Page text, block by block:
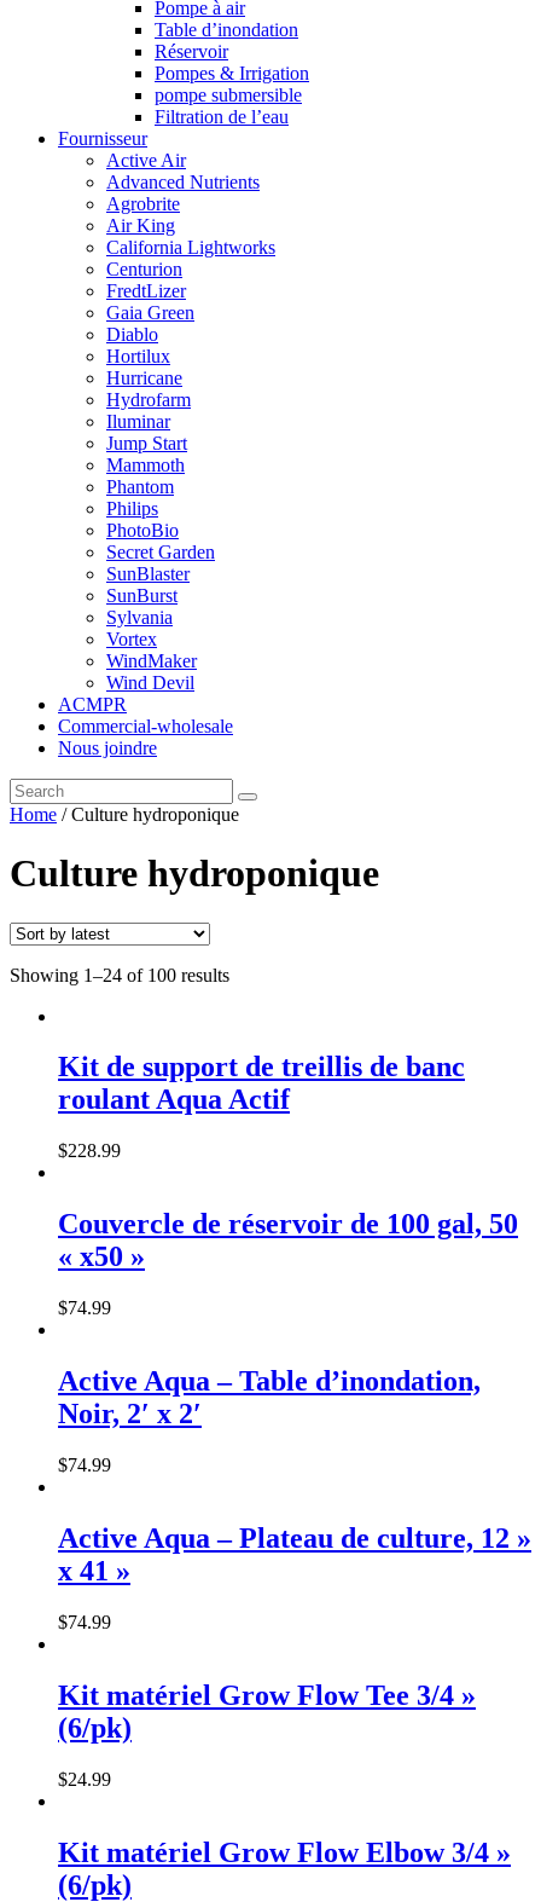
Pompe à air
Table d’inondation
Réservoir
Pompes & Irrigation
pompe submersible
Filtration de l’eau
Fournisseur
Active Air
Advanced Nutrients
Agrobrite
Air King
California Lightworks
Centurion
FredtLizer
Gaia Green
Diablo
Hortilux
Hurricane
Hydrofarm
Iluminar
Jump Start
Mammoth
Phantom
Philips
PhotoBio
Secret Garden
SunBlaster
SunBurst
Sylvania
Vortex
WindMaker
Wind Devil
ACMPR
Commercial-wholesale
Nous joindre
Home / Culture hydroponique
Culture hydroponique
Showing 1–24 of 100 results
Kit de support de treillis de banc
roulant Aqua Actif
$228.99
Couvercle de réservoir de 100 gal, 50
« x50 »
$74.99
Active Aqua – Table d’inondation,
Noir, 2′ x 2′
$74.99
Active Aqua – Plateau de culture, 12 »
x 41 »
$74.99
Kit matériel Grow Flow Tee 3/4 »
(6/pk)
$24.99
Kit matériel Grow Flow Elbow 3/4 »
(6/pk)